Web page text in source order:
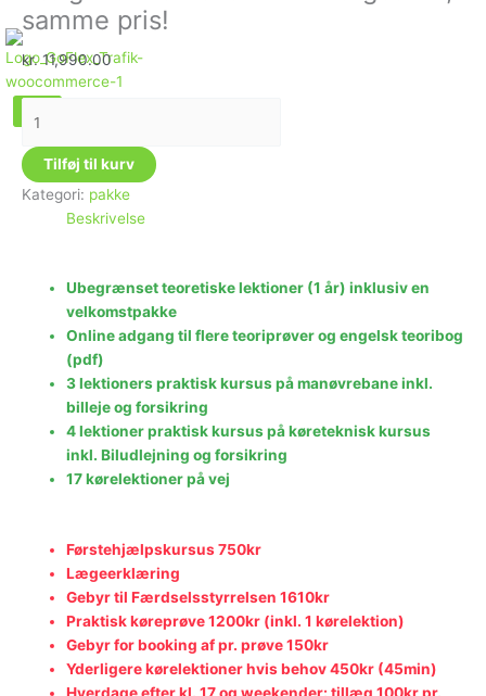
samme pris!
kr.11,990.00
Tilføj til kurv
Kategori: pakke
Beskrivelse
Ubegrænset teoretiske lektioner (1 år) inklusiv en
velkomstpakke
Online adgang til flere teoriprøver og engelsk teoribog
(pdf)
3 lektioners praktisk kursus på manøvrebane inkl.
billeje og forsikring
4 lektioner praktisk kursus på køreteknisk kursus
inkl. Biludlejning og forsikring
17 kørelektioner på vej
Førstehjælpskursus 750kr
Lægeerklæring
Gebyr til Færdselsstyrrelsen 1610kr
Praktisk køreprøve 1200kr (inkl. 1 kørelektion)
Gebyr for booking af pr. prøve 150kr
Yderligere kørelektioner hvis behov 450kr (45min)